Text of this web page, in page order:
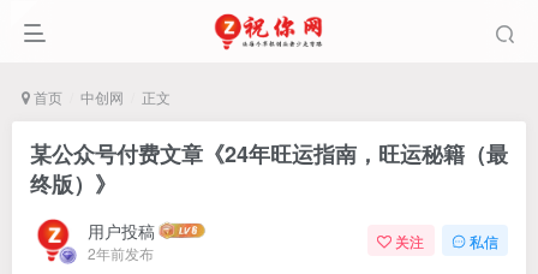
首页 中创网 正文
某公众号付费文章《24年旺运指南，旺运秘籍（最
终版）》
用户投稿
2年前发布
关注 私信